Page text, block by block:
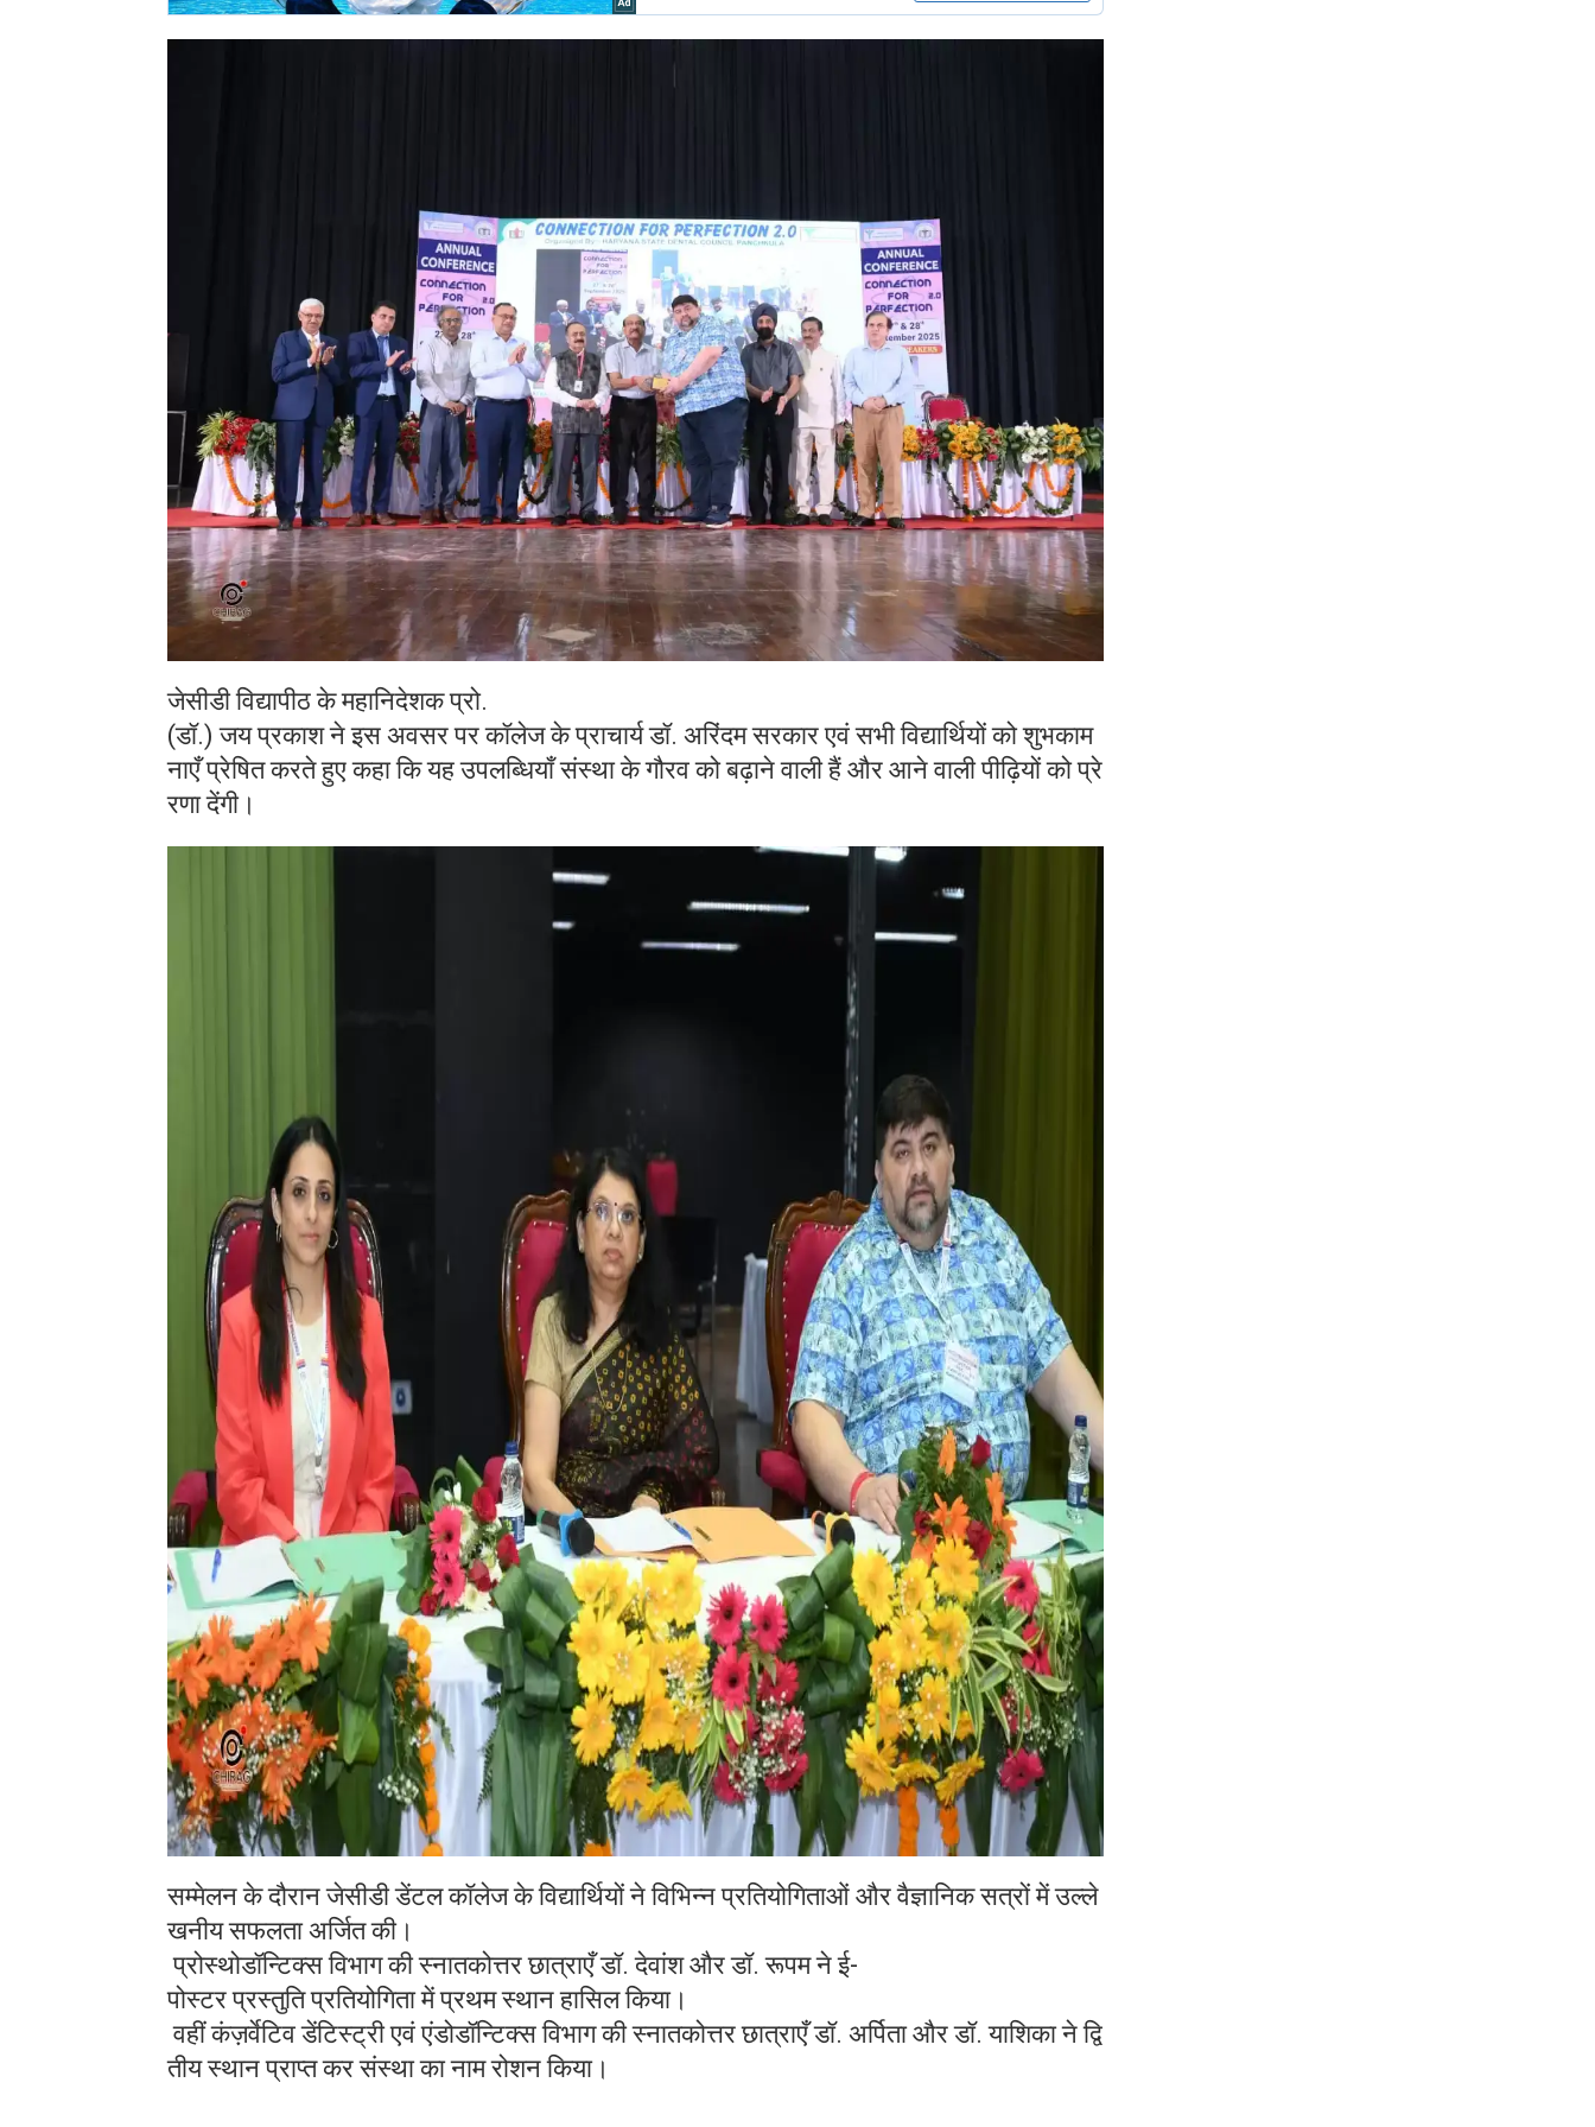
जेसीडी विद्यापीठ के महानिदेशक प्रो.
(डॉ.) जय प्रकाश ने इस अवसर पर कॉलेज के प्राचार्य डॉ. अरिंदम सरकार एवं सभी विद्यार्थियों को शुभकाम
नाएँ प्रेषित करते हुए कहा कि यह उपलब्धियाँ संस्था के गौरव को बढ़ाने वाली हैं और आने वाली पीढ़ियों को प्रे
रणा देंगी।
सम्मेलन के दौरान जेसीडी डेंटल कॉलेज के विद्यार्थियों ने विभिन्न प्रतियोगिताओं और वैज्ञानिक सत्रों में उल्ले
खनीय सफलता अर्जित की।
प्रोस्थोडॉन्टिक्स विभाग की स्नातकोत्तर छात्राएँ डॉ. देवांश और डॉ. रूपम ने ई-
पोस्टर प्रस्तुति प्रतियोगिता में प्रथम स्थान हासिल किया।
वहीं कंज़र्वेटिव डेंटिस्ट्री एवं एंडोडॉन्टिक्स विभाग की स्नातकोत्तर छात्राएँ डॉ. अर्पिता और डॉ. याशिका ने द्वि
तीय स्थान प्राप्त कर संस्था का नाम रोशन किया।